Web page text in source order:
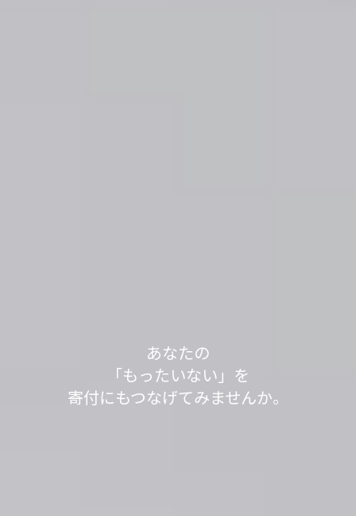
「もったいない」が
世界の
「ありがとう」につながっています。
不用品を送って1,000L分、SNSシェアで100L分の
水をきれいにする浄化剤を寄付する
取り組みを実施中です。
あなたの
「もったいない」を
寄付にもつなげてみませんか。
あなたの不用品が世界の人々の役に立っていま
す。
「もったいない運送」は、
身の回りのスッキリが社会貢献につながるサービ
今日も寄付で
見知らぬ誰かの笑顔が
生まれました。
「もったいない」が
世界の
「ありがとう」につながっています。
不用品を送って1,000L分、SNSシェアで100L分の
水をきれいにする浄化剤を寄付する
取り組みを実施中です。